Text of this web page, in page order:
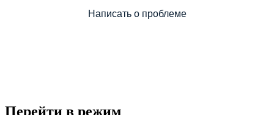
Написать о проблеме
Перейти в режим